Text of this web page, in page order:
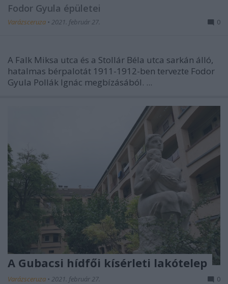
Fodor Gyula épületei
Varázsceruza • 2021. február 27. 0
A Falk Miksa utca és a Stollár Béla utca sarkán álló,
hatalmas bérpalotát 1911-1912-ben tervezte Fodor
Gyula Pollák Ignác megbízásából. ...
A Gubacsi hídfői kísérleti lakótelep
Varázsceruza • 2021. február 27. 0